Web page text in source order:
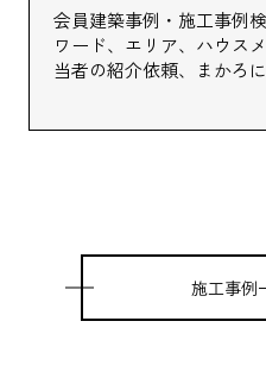
会員建築事例・施工事例
ワード、エリア、ハウスメ
当者の紹介依頼、まかろ
施工事例